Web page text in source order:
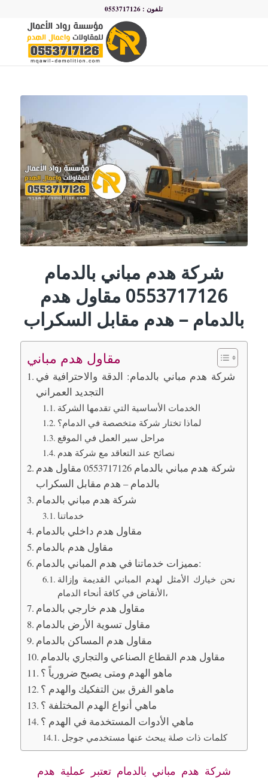
تلفون : 0553717126
شركة هدم مباني بالدمام
0553717126 مقاول هدم
بالدمام – هدم مقابل السكراب
مقاول هدم مباني
شركة هدم مباني بالدمام: الدقة والاحترافية في
التجديد العمراني
الخدمات الأساسية التي تقدمها الشركة
لماذا تختار شركة متخصصة في الدمام؟
مراحل سير العمل في الموقع
نصائح عند التعاقد مع شركة هدم
شركة هدم مباني بالدمام 0553717126 مقاول هدم
بالدمام – هدم مقابل السكراب
شركة هدم مباني بالدمام
خدماتنا
مقاول هدم داخلي بالدمام
مقاول هدم بالدمام
مميزات خدماتنا في هدم المباني بالدمام:
نحن خيارك الأمثل لهدم المباني القديمة وإزالة
الأنقاض في كافة أنحاء الدمام،
مقاول هدم خارجي بالدمام
مقاول تسوية الأرض بالدمام
مقاول هدم المساكن بالدمام
مقاول هدم القطاع الصناعي والتجاري بالدمام
ماهو الهدم ومتى يصبح ضرورياً ؟
ماهو الفرق بين التفكيك والهدم ؟
ماهي أنواع الهدم المختلفة ؟
ماهي الأدوات المستخدمة في الهدم ؟
كلمات ذات صلة يبحث عنها مستخدمي جوجل
شركة هدم مباني بالدمام تعتبر عملية هدم